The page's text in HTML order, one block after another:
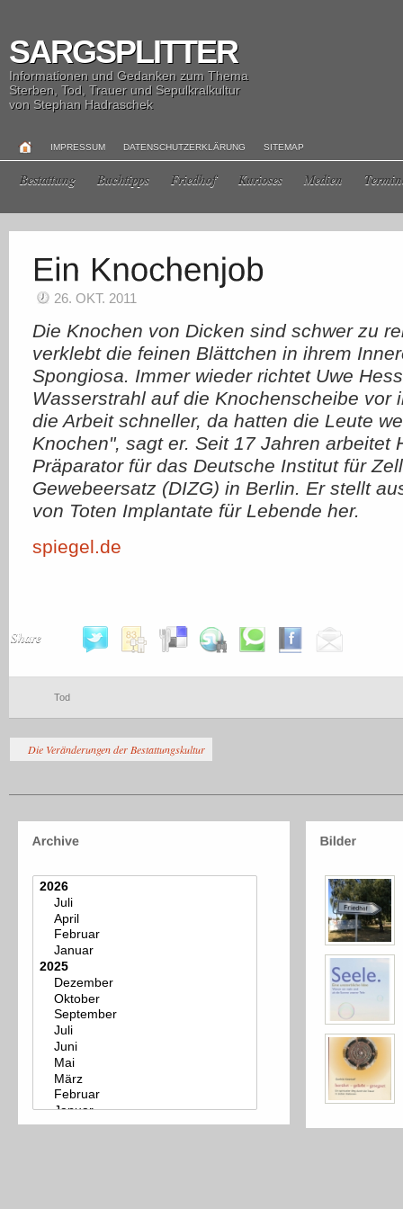
SARGSPLITTER
Informationen und Gedanken zum Thema
Sterben, Tod, Trauer und Sepulkralkultur
von Stephan Hadraschek
IMPRESSUM DATENSCHUTZERKLÄRUNG SITEMAP
Bestattung Buchtipps Friedhof Kurioses Medien
26. OKT. 2011
Die Knochen von Dicken sind schwer zu
verklebt die feinen Blättchen in ihrem
Spongiosa. Immer wieder richtet Uwe
Wasserstrahl auf die Knochenscheibe vor
die Arbeit schneller, da hatten die Leute
Knochen", sagt er. Seit 17 Jahren arbeitet
Präparator für das Deutsche Institut für
Gewebeersatz (DIZG) in Berlin. Er stellt
von Toten Implantate für Lebende her.
spiegel.de
Share
Tod
Die Veränderungen der Bestattungskultur